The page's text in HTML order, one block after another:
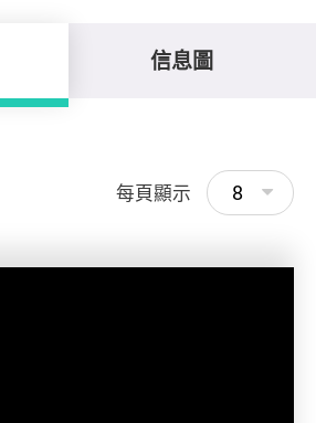
信息圖
每頁顯示 8